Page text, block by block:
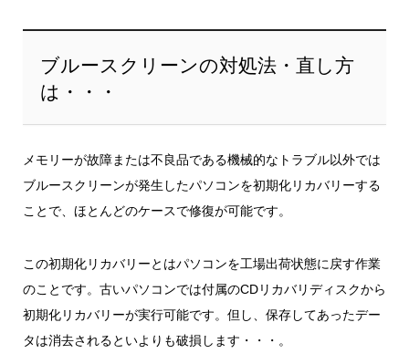
ブルースクリーンの対処法・直し方
は・・・
メモリーが故障または不良品である機械的なトラブル以外では
ブルースクリーンが発生したパソコンを初期化リカバリーする
ことで、ほとんどのケースで修復が可能です。
この初期化リカバリーとはパソコンを工場出荷状態に戻す作業
のことです。古いパソコンでは付属のCDリカバリディスクから
初期化リカバリーが実行可能です。但し、保存してあったデー
タは消去されるといよりも破損します・・・。